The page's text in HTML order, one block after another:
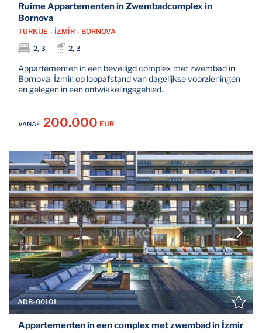
Ruime Appartementen in Zwembadcomplex in
Bornova
TURKİJE - İZMİR - BORNOVA
2, 3
2, 3
Appartementen in een beveiligd complex met zwembad in
Bornova, İzmir, op loopafstand van dagelijkse voorzieningen
en gelegen in een ontwikkelingsgebied.
VANAF 200.000 EUR
ADB-00101
Appartementen in een complex met zwembad in İzmir